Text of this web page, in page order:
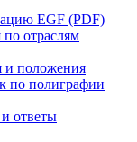
EGF (PDF)
отраслям
и положения
по полиграфии
ответы